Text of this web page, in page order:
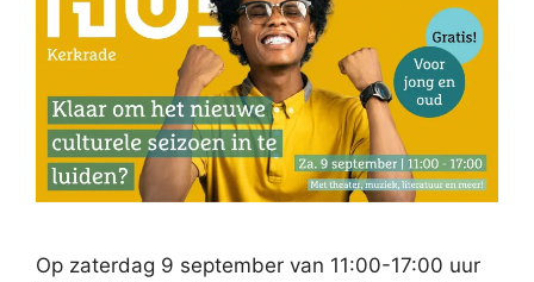
Op zaterdag 9 september van 11:00-17:00 uur